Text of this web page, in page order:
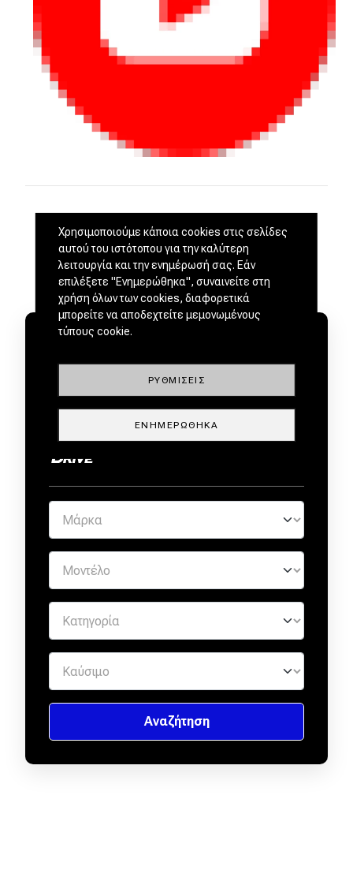
ΜΕΤΑΧΕΙΡΙΣΜΕΝΑ ΑΠΟ
Χρησιμοποιούμε κάποια cookies στις σελίδες
αυτού του ιστότοπου για την καλύτερη
λειτουργία και την ενημέρωσή σας. Εάν
επιλέξετε "Ενημερώθηκα", συναινείτε στη
χρήση όλων των cookies, διαφορετικά
μπορείτε να αποδεχτείτε μεμονωμένους
τύπους cookie.
ΡΥΘΜΊΣΕΙΣ
ΕΝΗΜΕΡΏΘΗΚΑ